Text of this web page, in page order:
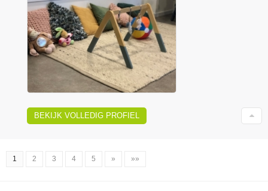
BEKIJK VOLLEDIG PROFIEL
1 2 3 4 5 » »»